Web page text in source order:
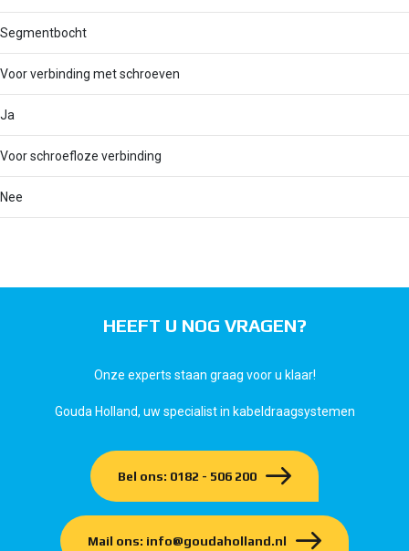
Segmentbocht
Voor verbinding met schroeven
Ja
Voor schroefloze verbinding
Nee
HEEFT U NOG VRAGEN?
Onze experts staan graag voor u klaar!
Gouda Holland, uw specialist in kabeldraagsystemen
Bel ons: 0182 - 506 200
Mail ons: info@goudaholland.nl